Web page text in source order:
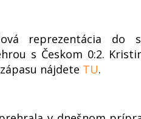
reprezentácia do
s Českom 0:2.
nájdete TU.